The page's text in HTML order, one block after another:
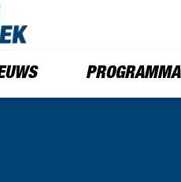
PROGRAMMA